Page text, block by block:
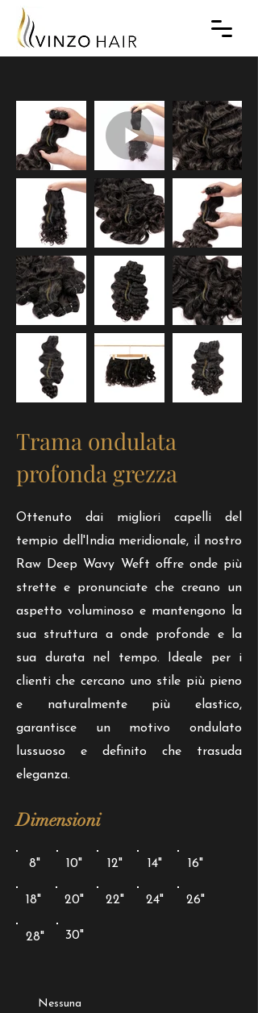
Trama ondulata
profonda grezza
Ottenuto dai migliori capelli del
tempio dell'India meridionale, il nostro
Raw Deep Wavy Weft offre onde più
strette e pronunciate che creano un
aspetto voluminoso e mantengono la
sua struttura a onde profonde e la
sua durata nel tempo. Ideale per i
clienti che cercano uno stile più pieno
e naturalmente più elastico,
garantisce un motivo ondulato
lussuoso e definito che trasuda
eleganza.
Dimensioni
8" 10" 12" 14" 16"
18" 20" 22" 24" 26"
28" 30"
Nessuna